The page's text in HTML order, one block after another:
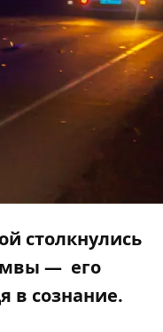
столкнулись
— его
в сознание.